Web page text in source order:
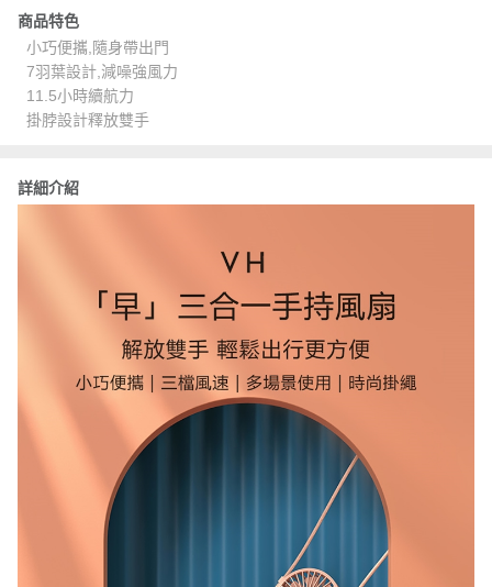
商品特色
小巧便攜,隨身帶出門
7羽葉設計,減噪強風力
11.5小時續航力
掛脖設計釋放雙手
詳細介紹